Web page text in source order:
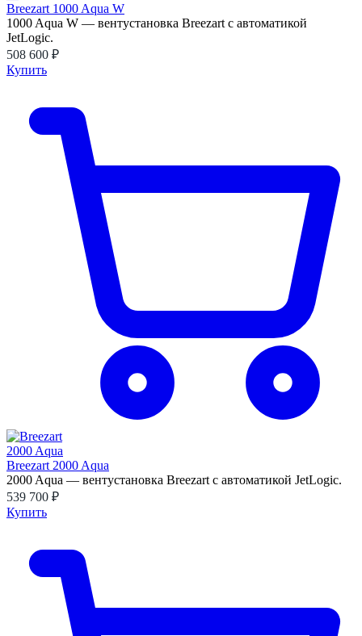
Breezart 1000 Aqua W
1000 Aqua W — вентустановка Breezart с автоматикой
JetLogic.
508 600 ₽
Купить
Breezart 2000 Aqua
2000 Aqua — вентустановка Breezart с автоматикой JetLogic.
539 700 ₽
Купить